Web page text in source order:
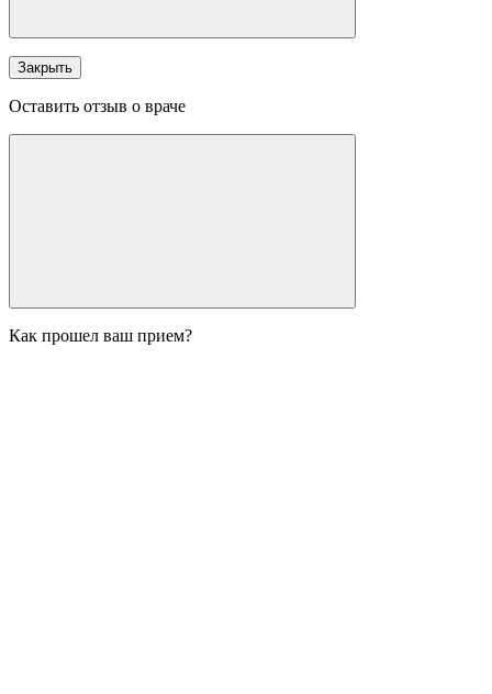
Закрыть
Оставить отзыв о враче
Как прошел ваш прием?